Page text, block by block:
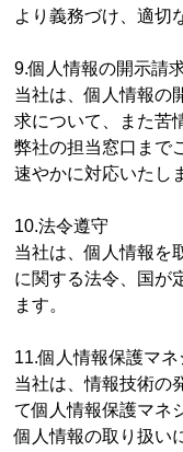
より義務づけ、適切
9.個人情報の開示請
当社は、個人情報の
求について、また苦
弊社の担当窓口まで
速やかに対応いたし
10.法令遵守
当社は、個人情報を
に関する法令、国が
ます。
11.個人情報保護マ
当社は、情報技術の
て個人情報保護マネ
個人情報の取り扱い